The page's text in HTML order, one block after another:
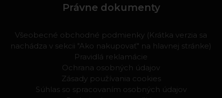
Právne dokumenty
Všeobecné obchodné podmienky (Krátka verzia sa
nachádza v sekcii "Ako nakupovať" na hlavnej stránke)
Pravidlá reklamácie
Ochrana osobných údajov
Zásady používania cookies
Súhlas so spracovaním osobných údajov